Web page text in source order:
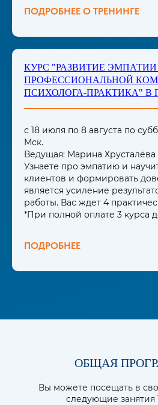
ПОДРОБНЕЕ О ТРЕНИНГЕ
КУРС "РАЗВИТИЕ
ПРОФЕССИОНАЛЬНОЙ
ПСИХОЛОГА-ПРАКТИКА" В
с 18 июля по 8 августа по
Мск.
Ведущая: Марина Хрусталёва
Узнаете про эмпатию и
клиентов и формировать
является усиление
работы. Вас ждет 4
*При полной оплате 3 курса
ПОДРОБНЕЕ
ОБЩАЯ
Вы можете посещать в
следующие занятия